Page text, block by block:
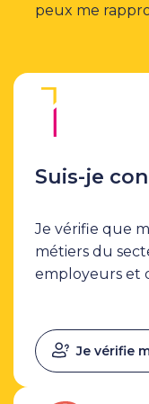
peux me
Suis-je
Je vérifie que
métiers du
employeurs et
Je vérifie